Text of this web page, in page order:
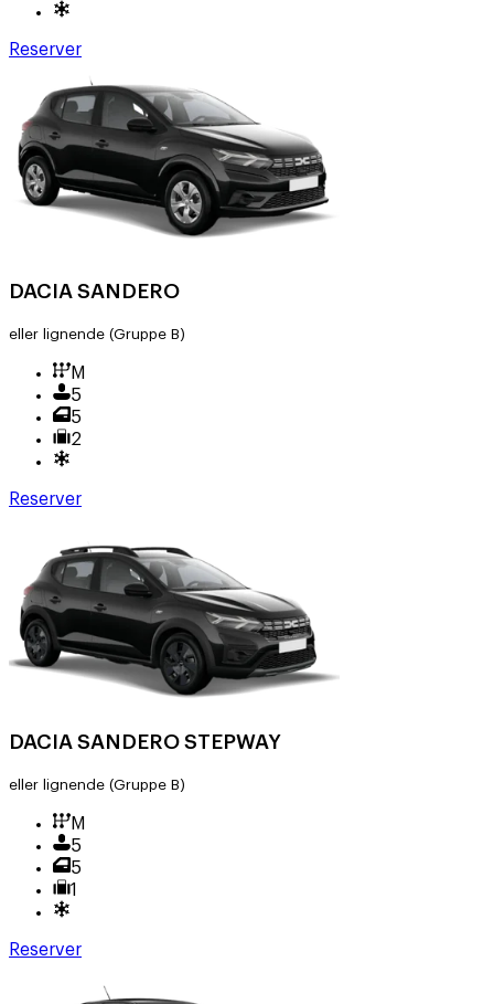
Reserver
DACIA SANDERO
eller lignende (Gruppe B)
M
5
5
2
Reserver
DACIA SANDERO STEPWAY
eller lignende (Gruppe B)
M
5
5
1
Reserver